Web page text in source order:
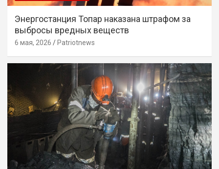
Энергостанция Топар наказана штрафом за
выбросы вредных веществ
6 мая, 2026 Patriotnews